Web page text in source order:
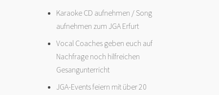
Karaoke CD aufnehmen / Song
aufnehmen zum JGA Erfurt
Vocal Coaches geben euch auf
Nachfrage noch hilfreichen
Gesangunterricht
JGA-Events feiern mit über 20